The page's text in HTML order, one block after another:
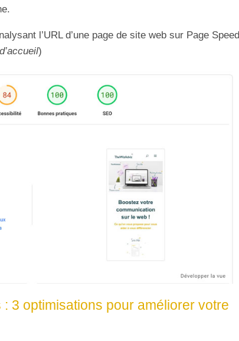
l’URL d’une page de site web sur Page Speed
)
3 optimisations pour améliorer votre